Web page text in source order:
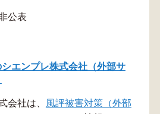
公表
エンプレ株式会社（外部サ
会社は、 風評被害対策（外部